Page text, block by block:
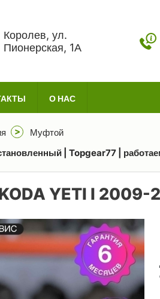
Королев, ул.
Пионерская, 1А
О НАС
Муфтой
| Topgear77 |
YETI I